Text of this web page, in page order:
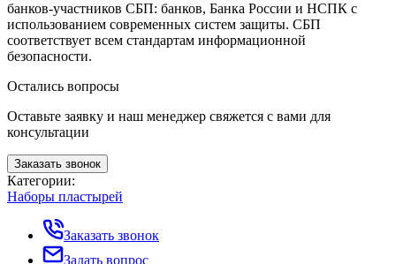
банков-участников СБП: банков, Банка России и НСПК с
использованием современных систем защиты. СБП
соответствует всем стандартам информационной
безопасности.
Остались вопросы
Оставьте заявку и наш менеджер свяжется с вами для
консультации
Заказать звонок
Категории:
Наборы пластырей
Заказать звонок
Задать вопрос